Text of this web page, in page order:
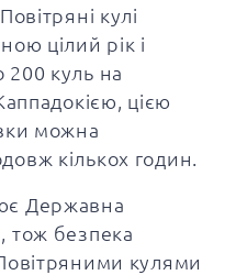
кулі
цілий рік і
куль на
цією
можна
кількох годин.
Державна
тож безпека
кулями